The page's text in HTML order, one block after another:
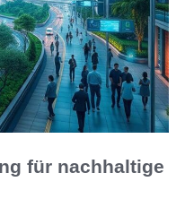
für nachhaltige